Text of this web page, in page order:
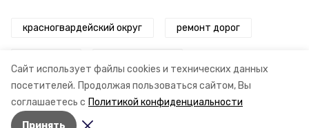
Сайт использует файлы cookies и технических данных
посетителей. Продолжая пользоваться сайтом, Вы
соглашаетесь с Политикой конфиденциальности
Принять
красногвардейский округ ремонт дорог
владимир владимиров